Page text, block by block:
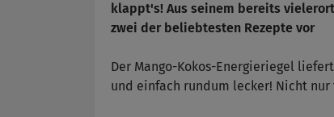
klappt's! Aus seinem bereits
zwei der beliebtesten Rezepte vor
Der Mango-Kokos-Energieriegel
und einfach rundum lecker! Nicht